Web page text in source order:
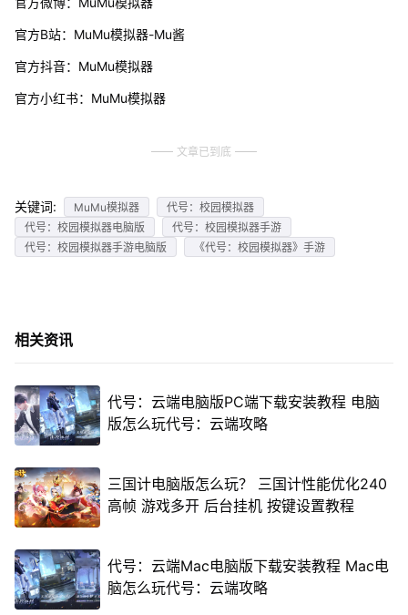
官方B站：MuMu模拟器-Mu酱
官方抖音：MuMu模拟器
官方小红书：MuMu模拟器
文章已到底
关键词: MuMu模拟器
代号：校园模拟器
代号：校园模拟器电脑版
代号：校园模拟器手游
代号：校园模拟器手游电脑版
《代号：校园模拟器》手游
相关资讯
代号：云端电脑版PC端下载安装教程 电脑
版怎么玩代号：云端攻略
三国计电脑版怎么玩？ 三国计性能优化240
高帧 游戏多开 后台挂机 按键设置教程
代号：云端Mac电脑版下载安装教程 Mac电
脑怎么玩代号：云端攻略